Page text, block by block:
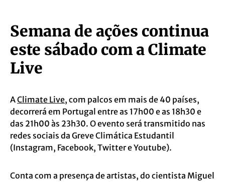
Semana de ações continua
este sábado com a Climate
Live
AClimate Live, com palcos em mais de 40 países,
decorrerá em Portugal entre as 17h00 e as 18h30 e
das 21h00 às 23h30. O evento será transmitido nas
redes sociais da Greve Climática Estudantil
(Instagram, Facebook, Twitter e Youtube).
Conta com a presença de artistas, do cientista Miguel